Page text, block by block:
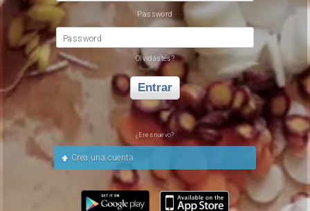
Password
Password
Olvidastes?
Entrar
¿Eres nuevo?
Crea una cuenta